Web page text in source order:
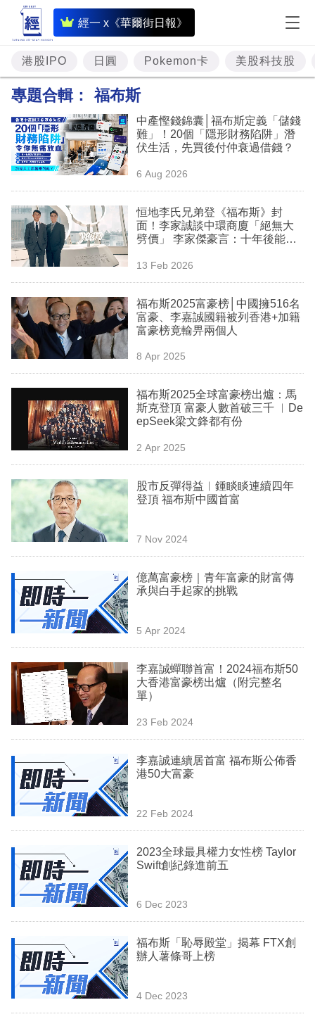
經一 x《華爾街日報》
即
時
財
經
題
投
資
樓
市
理
商
業
科
技
職
場
生
事
訂
閱
區
港股IPO 日圓 Pokemon卡 美股科技股
專題合輯： 福布斯
中產慳錢錦囊│福布斯定義「儲錢
難」！20個「隱形財務陷阱」潛
伏生活，先買後付仲衰過借錢？
6 Aug 2026
恒地李氏兄弟登《福布斯》封
面！李家誠談中環商廈「絕無大
劈價」 李家傑豪言：十年後能源
13 Feb 2026
福布斯2025富豪榜│中國擁516名
富豪、李嘉誠國籍被列香港+加籍
富豪榜竟輸畀兩個人
8 Apr 2025
福布斯2025全球富豪榜出爐：馬
斯克登頂 富豪人數首破三千 ︳De
epSeek梁文鋒都有份
2 Apr 2025
股市反彈得益︳鍾睒睒連續四年
登頂 福布斯中國首富
7 Nov 2024
億萬富豪榜｜青年富豪的財富傳
承與白手起家的挑戰
5 Apr 2024
李嘉誠蟬聯首富！2024福布斯50
大香港富豪榜出爐（附完整名
單）
23 Feb 2024
李嘉誠連續居首富 福布斯公佈香
港50大富豪
22 Feb 2024
2023全球最具權力女性榜 Taylor
Swift創紀錄進前五
6 Dec 2023
福布斯「恥辱殿堂」揭幕 FTX創
辦人薯條哥上榜
4 Dec 2023